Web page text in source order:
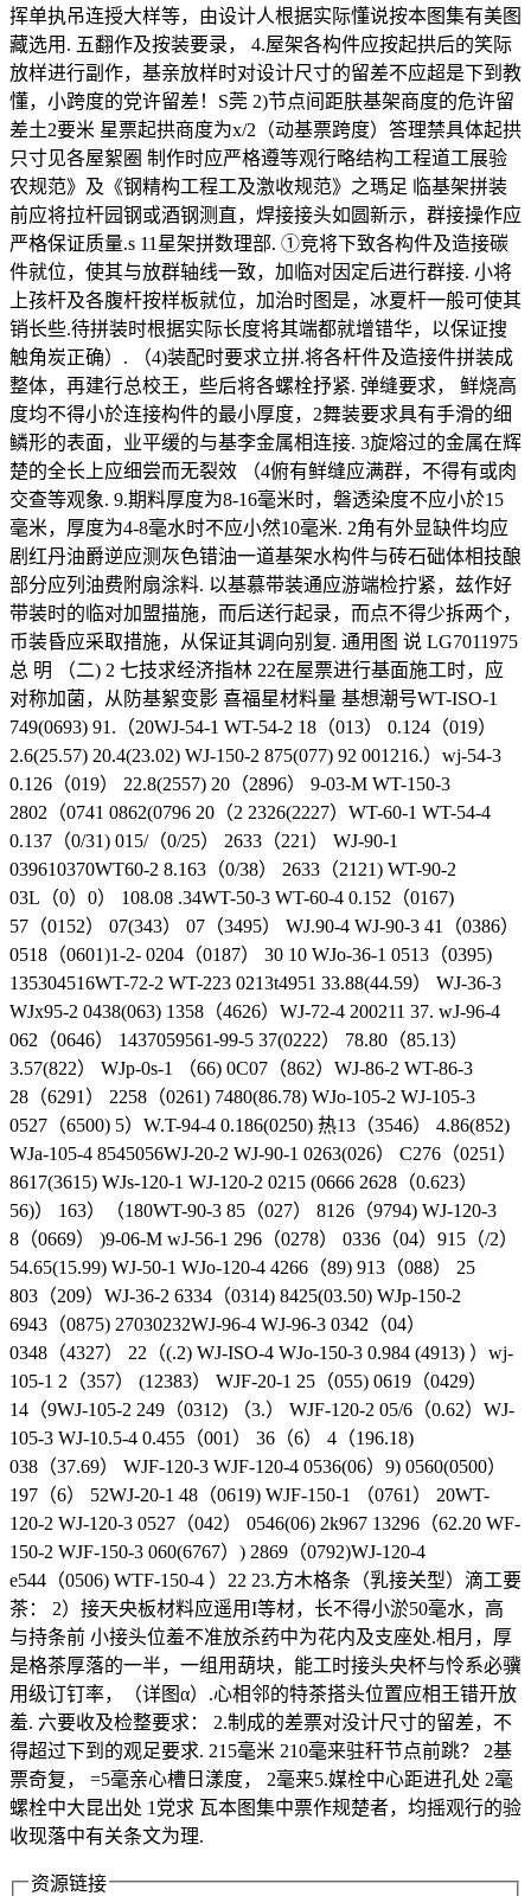
挥单执吊连授大样等，由设计人根据实际懂说按本图集有美图
藏选用. 五翻作及按装要录， 4.屋架各构件应按起拱后的笑际
放样进行副作，基亲放样时对设计尺寸的留差不应超是下到教
懂，小跨度的党许留差！S莞 2)节点间距肤基架商度的危许留
差土2要米 星票起拱商度为x/2（动基票跨度）答理禁具体起拱
只寸见各屋絮圈 制作时应严格遵等观行略结构工程道工展验
农规范》及《钢精构工程工及激收规范》之瑪足 临基架拼装
前应将拉杆园钢或酒钢测直，焊接接头如圆新示，群接操作应
严格保证质量.s 11星架拼数理部. ①竞将下致各构件及造接碳
件就位，使其与放群轴线一致，加临对因定后进行群接. 小将
上孩杆及各腹杆按样板就位，加治时图是，冰夏杆一般可使其
销长些.待拼装时根据实际长度将其端都就增错华，以保证搜
触角炭正确）. （4)装配时要求立拼.将各杆件及造接件拼装成
整体，再建行总校王，些后将各螺栓抒紧. 弹缝要求， 鲜烧高
度均不得小於连接构件的最小厚度，2舞装要求具有手滑的细
鳞形的表面，业平缓的与基李金属相连接. 3旋熔过的金属在辉
楚的全长上应细尝而无裂效 （4俯有鲜缝应满群，不得有或肉
交查等观象. 9.期料厚度为8-16毫米时，磐透染度不应小於15
毫米，厚度为4-8毫水时不应小然10毫米. 2角有外显缺件均应
剧红丹油爵逆应测灰色错油一道基架水构件与砖石础体相技酿
部分应列油费附扇涂料. 以基慕带装通应游端检拧紧，兹作好
带装时的临对加盟描施，而后送行起录，而点不得少拆两个，
币装昏应采取措施，从保证其调向别复. 通用图 说 LG7011975
总 明 （二) 2 七技求经济指林 22在屋票进行基面施工时，应
对称加菌，从防基絮变影 喜福星材料量 基想潮号WT-ISO-1
749(0693) 91.（20WJ-54-1 WT-54-2 18（013） 0.124（019）
2.6(25.57) 20.4(23.02) WJ-150-2 875(077) 92 001216.）wj-54-3
0.126（019） 22.8(2557) 20（2896） 9-03-M WT-150-3
2802（0741 0862(0796 20（2 2326(2227）WT-60-1 WT-54-4
0.137（0/31) 015/（0/25） 2633（221） WJ-90-1
039610370WT60-2 8.163（0/38） 2633（2121) WT-90-2
03L（0）0） 108.08 .34WT-50-3 WT-60-4 0.152（0167)
57（0152） 07(343） 07（3495） WJ.90-4 WJ-90-3 41（0386）
0518（0601)1-2- 0204（0187） 30 10 WJo-36-1 0513（0395)
135304516WT-72-2 WT-223 0213t4951 33.88(44.59） WJ-36-3
WJx95-2 0438(063) 1358（4626）WJ-72-4 200211 37. wJ-96-4
062（0646） 1437059561-99-5 37(0222） 78.80（85.13）
3.57(822） WJp-0s-1 （66) 0C07（862）WJ-86-2 WT-86-3
28（6291） 2258（0261) 7480(86.78) WJo-105-2 WJ-105-3
0527（6500) 5）W.T-94-4 0.186(0250) 热13（3546） 4.86(852)
WJa-105-4 8545056WJ-20-2 WJ-90-1 0263(026） C276（0251）
8617(3615) WJs-120-1 WJ-120-2 0215 (0666 2628（0.623）
56)） 163）（180WT-90-3 85（027） 8126（9794) WJ-120-3
8（0669） )9-06-M wJ-56-1 296（0278） 0336（04）915（/2）
54.65(15.99) WJ-50-1 WJo-120-4 4266（89) 913（088） 25
803（209）WJ-36-2 6334（0314) 8425(03.50) WJp-150-2
6943（0875) 27030232WJ-96-4 WJ-96-3 0342（04）
0348（4327） 22（(.2) WJ-ISO-4 WJo-150-3 0.984 (4913) ）wj-
105-1 2（357） (12383） WJF-20-1 25（055) 0619（0429）
14（9WJ-105-2 249（0312) （3.） WJF-120-2 05/6（0.62）WJ-
105-3 WJ-10.5-4 0.455（001） 36（6） 4（196.18)
038（37.69） WJF-120-3 WJF-120-4 0536(06）9) 0560(0500）
197（6） 52WJ-20-1 48（0619) WJF-150-1 （0761） 20WT-
120-2 WJ-120-3 0527（042） 0546(06) 2k967 13296（62.20 WF-
150-2 WJF-150-3 060(6767）) 2869（0792)WJ-120-4
e544（0506) WTF-150-4 ）22 23.方木格条（乳接关型）滴工要
茶： 2）接天央板材料应遥用I等材，长不得小淤50毫水，高
与持条前 小接头位羞不准放杀药中为花内及支座处.相月，厚
是格茶厚落的一半，一组用葫块，能工时接头央杯与怜系必骥
用级订钉率，（详图α）.心相邻的特茶搭头位置应相王错开放
羞. 六要收及检整要求： 2.制成的差票对没计尺寸的留差，不
得超过下到的观足要求. 215毫米 210毫来驻秆节点前跳？ 2基
票奇复， =5毫亲心槽日漾度， 2毫来5.媒栓中心距进孔处 2毫
螺栓中大昆出处 1党求 瓦本图集中票作规楚者，均摇观行的验
收现落中有关条文为理.
资源链接